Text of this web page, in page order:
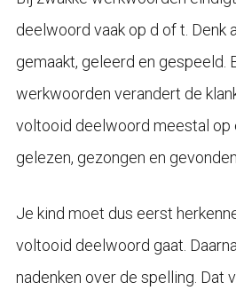
deelwoord vaak op d of t. Denk
gemaakt, geleerd en gespeeld.
werkwoorden verandert de
voltooid deelwoord meestal op
gelezen, gezongen en gevonden.
Je kind moet dus eerst
voltooid deelwoord gaat.
nadenken over de spelling. Dat